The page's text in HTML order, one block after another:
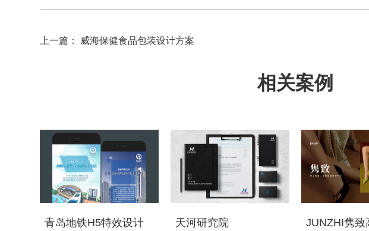
上一篇： 威海保健食品包装设计方案
相关案例
青岛地铁H5特效设计 天河研究院 JUNZHI隽致